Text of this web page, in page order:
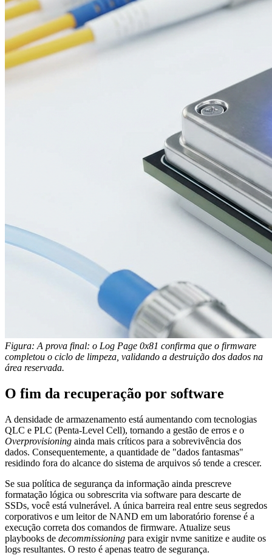
Figura: A prova final: o Log Page 0x81 confirma que o firmware
completou o ciclo de limpeza, validando a destruição dos dados na
área reservada.
O fim da recuperação por software
A densidade de armazenamento está aumentando com tecnologias
QLC e PLC (Penta-Level Cell), tornando a gestão de erros e o
Overprovisioning ainda mais críticos para a sobrevivência dos
dados. Consequentemente, a quantidade de "dados fantasmas"
residindo fora do alcance do sistema de arquivos só tende a crescer.
Se sua política de segurança da informação ainda prescreve
formatação lógica ou sobrescrita via software para descarte de
SSDs, você está vulnerável. A única barreira real entre seus segredos
corporativos e um leitor de NAND em um laboratório forense é a
execução correta dos comandos de firmware. Atualize seus
playbooks de decommissioning para exigirnvme sanitize e audite os
logs resultantes. O resto é apenas teatro de segurança.